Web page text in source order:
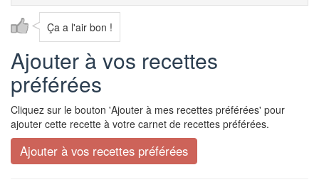
Ça a l'air bon !
Ajouter à vos recettes
préférées
Cliquez sur le bouton 'Ajouter à mes recettes préférées' pour
ajouter cette recette à votre carnet de recettes préférées.